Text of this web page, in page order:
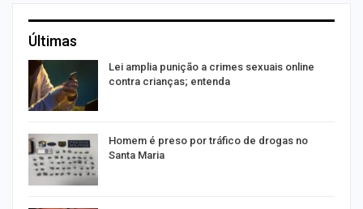
Últimas
Lei amplia punição a crimes sexuais online
contra crianças; entenda
Homem é preso por tráfico de drogas no
Santa Maria